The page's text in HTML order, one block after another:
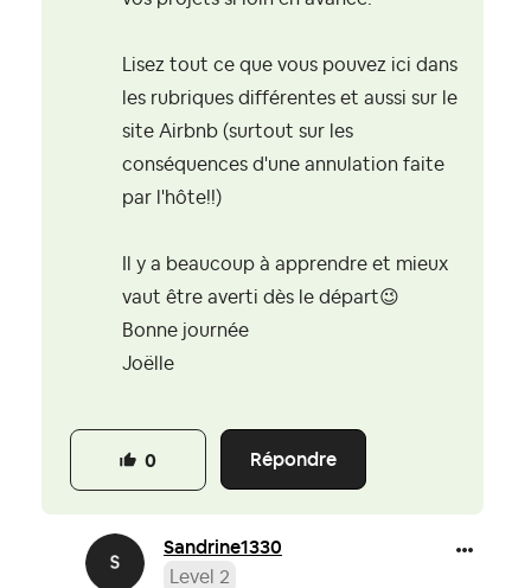
Lisez tout ce que vous pouvez ici dans
les rubriques différentes et aussi sur le
site Airbnb (surtout sur les
conséquences d'une annulation faite
par l'hôte!!)
Il y a beaucoup à apprendre et mieux
vaut être averti dès le départ😉
Bonne journée
Joëlle
Répondre
0
Sandrine1330
Level 2